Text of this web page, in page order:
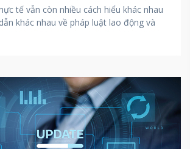
tế vẫn còn nhiều cách hiểu khác nhau
khác nhau về pháp luật lao động và